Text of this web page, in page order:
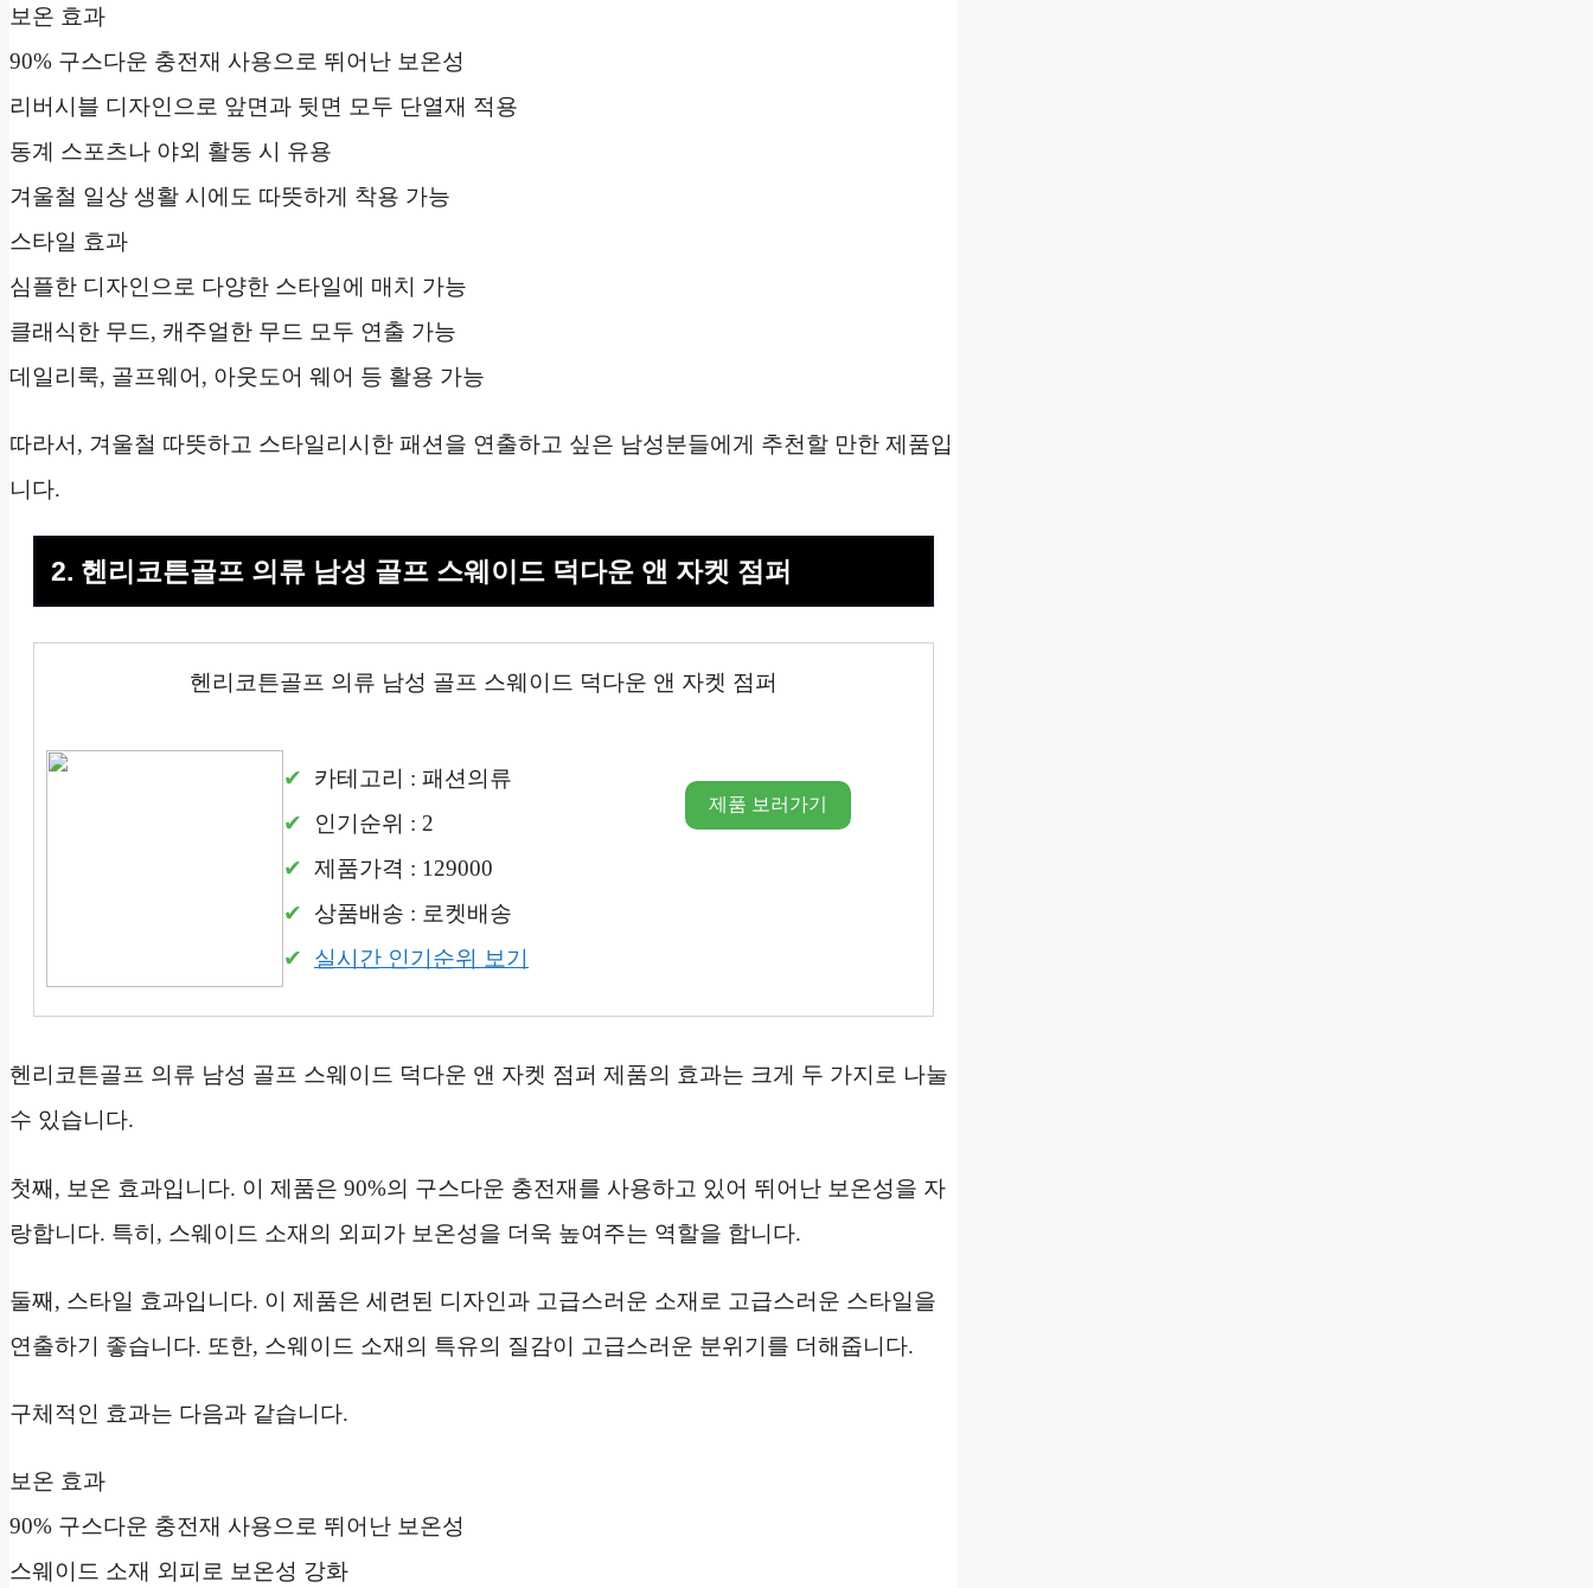
보온 효과
90% 구스다운 충전재 사용으로 뛰어난 보온성
리버시블 디자인으로 앞면과 뒷면 모두 단열재 적용
동계 스포츠나 야외 활동 시 유용
겨울철 일상 생활 시에도 따뜻하게 착용 가능
스타일 효과
심플한 디자인으로 다양한 스타일에 매치 가능
클래식한 무드, 캐주얼한 무드 모두 연출 가능
데일리룩, 골프웨어, 아웃도어 웨어 등 활용 가능
따라서, 겨울철 따뜻하고 스타일리시한 패션을 연출하고 싶은 남성분들에게 추천할 만한 제품입
니다.
2. 헨리코튼골프 의류 남성 골프 스웨이드 덕다운 앤 자켓 점퍼
헨리코튼골프 의류 남성 골프 스웨이드 덕다운 앤 자켓 점퍼
카테고리 : 패션의류
인기순위 : 2
제품가격 : 129000
상품배송 : 로켓배송
실시간 인기순위 보기
제품 보러가기
헨리코튼골프 의류 남성 골프 스웨이드 덕다운 앤 자켓 점퍼 제품의 효과는 크게 두 가지로 나눌
수 있습니다.
첫째, 보온 효과입니다. 이 제품은 90%의 구스다운 충전재를 사용하고 있어 뛰어난 보온성을 자
랑합니다. 특히, 스웨이드 소재의 외피가 보온성을 더욱 높여주는 역할을 합니다.
둘째, 스타일 효과입니다. 이 제품은 세련된 디자인과 고급스러운 소재로 고급스러운 스타일을
연출하기 좋습니다. 또한, 스웨이드 소재의 특유의 질감이 고급스러운 분위기를 더해줍니다.
구체적인 효과는 다음과 같습니다.
보온 효과
90% 구스다운 충전재 사용으로 뛰어난 보온성
스웨이드 소재 외피로 보온성 강화